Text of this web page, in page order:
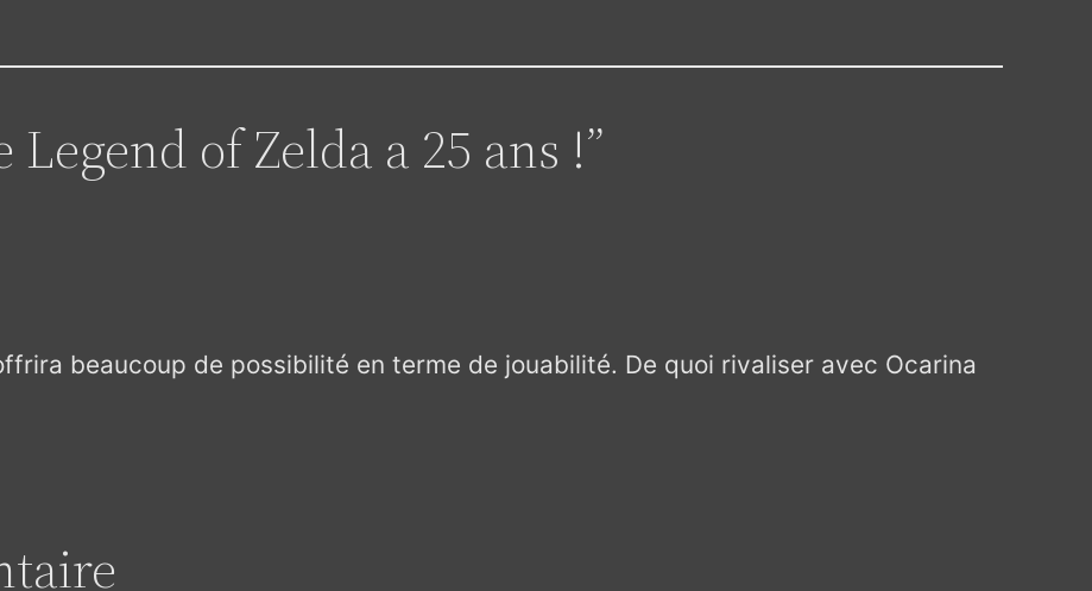
of Zelda a 25 ans !”
beaucoup de possibilité en terme de jouabilité. De quoi rivaliser avec Ocarina